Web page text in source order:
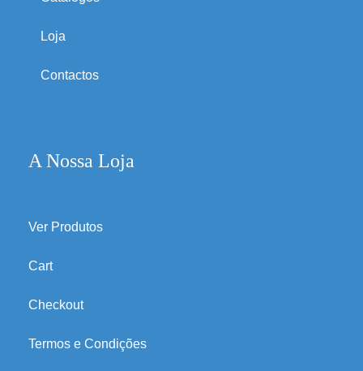
Loja
Contactos
A Nossa Loja
Ver Produtos
Cart
Checkout
Termos e Condições